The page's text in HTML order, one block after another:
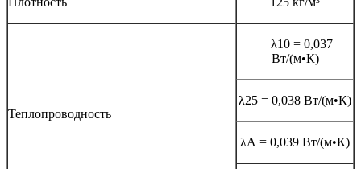
Теплопроводность
λ10 = 0,037
Вт/(м•К)
λ25 = 0,038 Вт/(м•К)
λА = 0,039 Вт/(м•К)